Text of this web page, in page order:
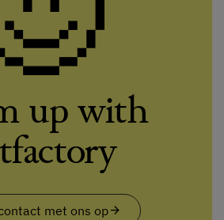
up with
met ons oparrow_forward